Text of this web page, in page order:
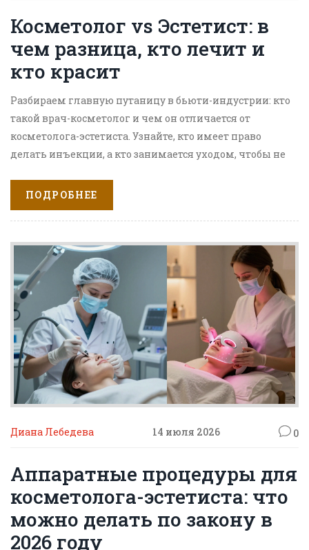
Косметолог vs Эстетист: в
чем разница, кто лечит и
кто красит
Разбираем главную путаницу в бьюти-индустрии: кто
такой врач-косметолог и чем он отличается от
косметолога-эстетиста. Узнайте, кто имеет право
делать инъекции, а кто занимается уходом, чтобы не
ПОДРОБНЕЕ
Диана Лебедева 14 июля 2026 0
Аппаратные процедуры для
косметолога-эстетиста: что
можно делать по закону в
2026 году